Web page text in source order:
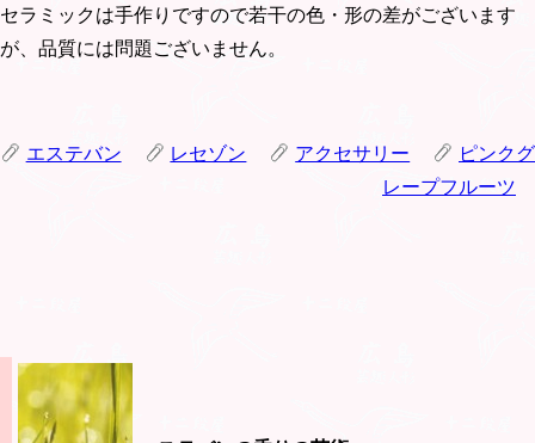
セラミックは手作りですので若干の色・形の差がございます
が、品質には問題ございません。
エステバン レセゾン アクセサリー
ピンクグ
レープフルーツ